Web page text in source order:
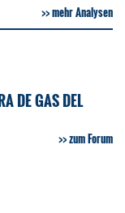
mehr Analysen
DE GAS DEL
zum Forum